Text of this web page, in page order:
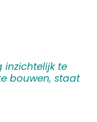
inzichtelijk te
bouwen, staat